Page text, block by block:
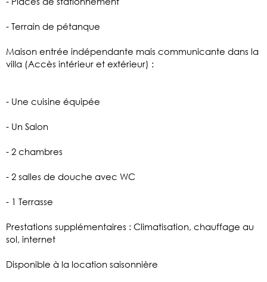
- Terrain de pétanque
Maison entrée indépendante mais communicante dans la
villa (Accès intérieur et extérieur) :
- Une cuisine équipée
- Un Salon
- 2 chambres
- 2 salles de douche avec WC
- 1 Terrasse
Prestations supplémentaires : Climatisation, chauffage au
sol, internet
Disponible à la location saisonnière